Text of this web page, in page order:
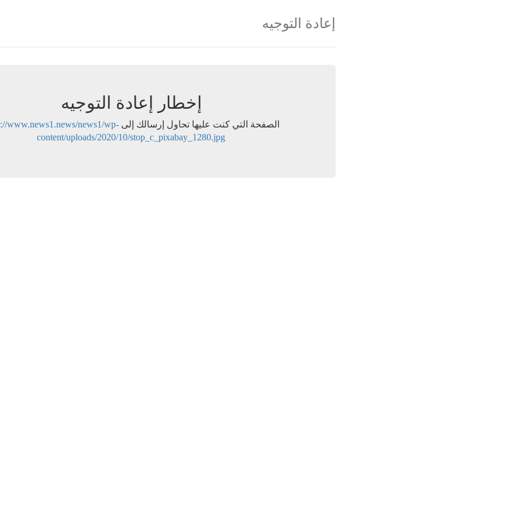
إعادة التوجيه
إخطار إعادة التوجيه
الصفحة التي كنت عليها تحاول إرسالك إلى www.news1.news/news1/wp-
content/uploads/2020/10/stop_c_pixabay_1280.jpg